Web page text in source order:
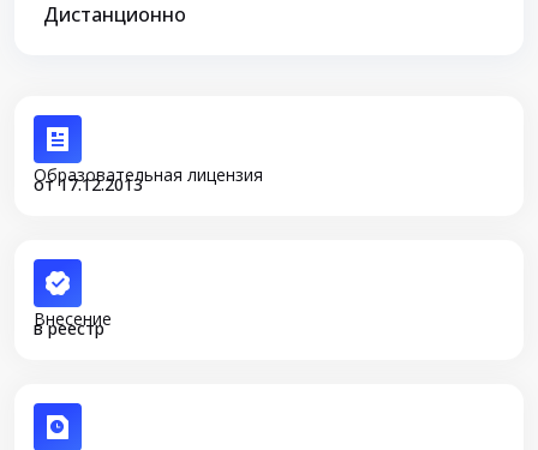
Дистанционно
Образовательная лицензия
от 17.12.2013
Внесение
в реестр